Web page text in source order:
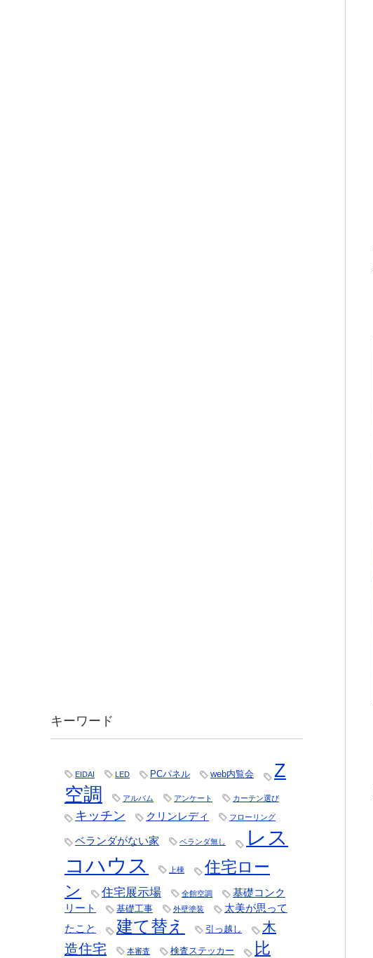
キーワード
EIDAI LED PCパネル web内覧会
Z
空調
アルバム アンケート カーテン選び
キッチン クリンレディ フローリング
ベランダがない家 ベランダ無し
レス
コハウス
上棟
住宅ロー
ン
住宅展示場 全館空調
基礎コンク
リート
基礎工事 外壁塗装
太美が思って
たこと
建て替え 引っ越し
木
造住宅
本審査 検査ステッカー 比